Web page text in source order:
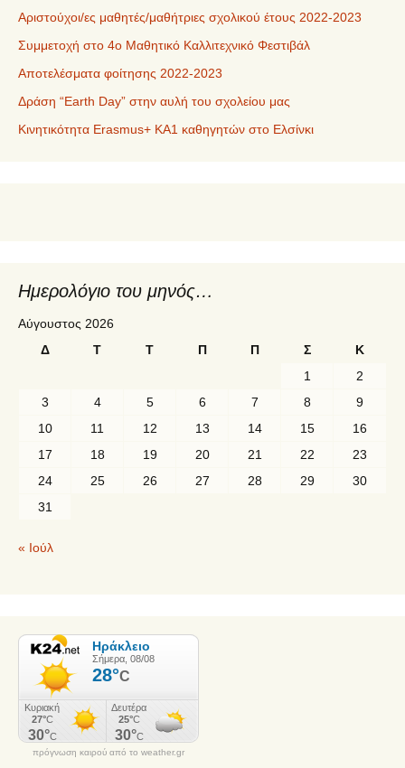
Αριστούχοι/ες μαθητές/μαθήτριες σχολικού έτους 2022-2023
Συμμετοχή στο 4ο Μαθητικό Καλλιτεχνικό Φεστιβάλ
Αποτελέσματα φοίτησης 2022-2023
Δράση “Earth Day” στην αυλή του σχολείου μας
Κινητικότητα Erasmus+ KA1 καθηγητών στο Ελσίνκι
Ημερολόγιο του μηνός…
Αύγουστος 2026
Δ
Τ Τ Π Π Σ
Κ
1
2
3
4 5 6 7 8
9
10
11 12 13 14 15
16
17
18 19 20 21 22
23
24
25 26 27 28 29
30
31
« Ιούλ
πρόγνωση καιρού από το weather.gr